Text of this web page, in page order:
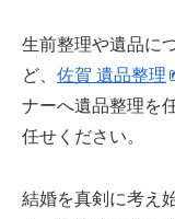
生前整理や遺品に
ど、 佐賀 遺品整理
ナーへ遺品整理を
任せください。
結婚を真剣に考え